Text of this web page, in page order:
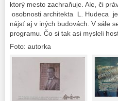
ktorý mesto zachraňuje. Ale, či
osobnosti architekta L. Hudeca
nájsť aj v iných budovách. V sále
programu. Čo si tak asi mysleli
Foto: autorka